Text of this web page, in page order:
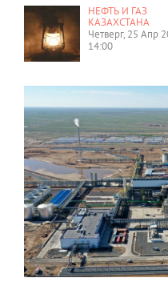
НЕФТЬ И ГАЗ
КАЗАХСТАНА
Четверг, 25 Апр
14:00